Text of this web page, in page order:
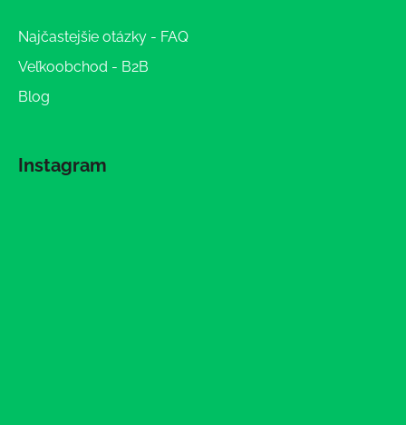
Najčastejšie otázky - FAQ
Veľkoobchod - B2B
Blog
Instagram